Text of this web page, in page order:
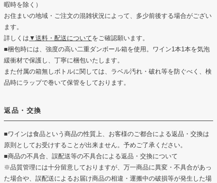
暇時を除く）
お住まいの地域・ご注文の混雑状況によって、多少前後する場合がござい
ます。
詳しくは ▼送料・配送についてをご確認願います。
■梱包時には、強度の高い二重ダンボール箱を使用。ワイン1本1本を気泡
緩衝材で保護し、丁寧に梱包いたします。
また付属の箱無しボトルに関しては、ラベル汚れ・破れ等を防ぐべく、検
品時にラップで巻いて保管をしております。
返品・交換
■ワインは食品という商品の性質上、お客様のご都合による返品・交換は
原則としてお受けすることが出来ません。予めご了承ください。
■商品の不具合、誤配送等の不具合による返品・交換について
※品質管理には十分留意しておりますが、万一商品に異変・不具合があっ
た場合や、誤配送によるお届け商品の相違・運搬中の破損等が発生した場